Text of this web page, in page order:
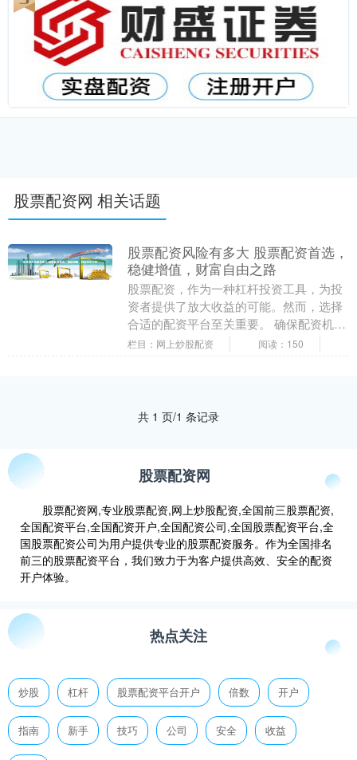
股票配资网 相关话题
股票配资风险有多大 股票配资首选，
稳健增值，财富自由之路
股票配资，作为一种杠杆投资工具，为投
资者提供了放大收益的可能。然而，选择
合适的配资平台至关重要。 确保配资机构
已在相关监管机构注册，并遵守行业规
栏目：网上炒股配资 阅读：150
共 1 页/1 条记录
股票配资网
股票配资网,专业股票配资,网上炒股配资,全国前三股票配资,
全国配资平台,全国配资开户,全国配资公司,全国股票配资平台,全
国股票配资公司为用户提供专业的股票配资服务。作为全国排名
前三的股票配资平台，我们致力于为客户提供高效、安全的配资
开户体验。
热点关注
炒股 杠杆 股票配资平台开户 倍数 开户
指南 新手 技巧 公司 安全 收益